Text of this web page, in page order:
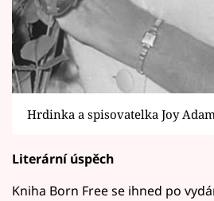
Hrdinka a spisovatelka Joy
Literární úspěch
Kniha Born Free se ihned po